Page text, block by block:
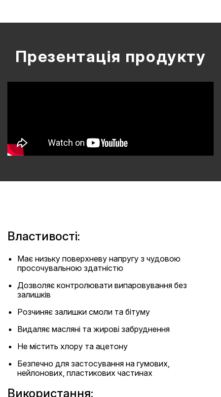
Презентація продукту
Властивості:
Має низьку поверхневу напругу з чудовою
просочувальною здатністю
Дозволяє контролювати випаровування без
залишків
Розчиняє залишки смоли та бітуму
Видаляє масляні та жирові забруднення
Не містить хлору та ацетону
Безпечно для застосування на гумових,
нейлонових, пластикових частинах
Використання: